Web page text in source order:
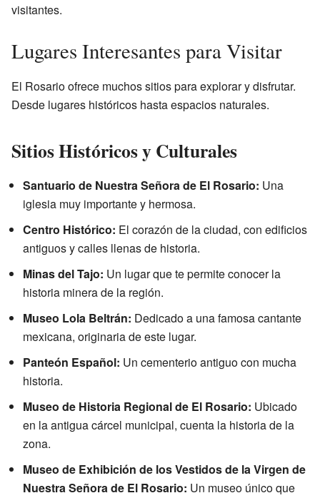
visitantes.
Lugares Interesantes para Visitar
El Rosario ofrece muchos sitios para explorar y disfrutar.
Desde lugares históricos hasta espacios naturales.
Sitios Históricos y Culturales
Santuario de Nuestra Señora de El Rosario: Una
iglesia muy importante y hermosa.
Centro Histórico: El corazón de la ciudad, con edificios
antiguos y calles llenas de historia.
Minas del Tajo: Un lugar que te permite conocer la
historia minera de la región.
Museo Lola Beltrán: Dedicado a una famosa cantante
mexicana, originaria de este lugar.
Panteón Español: Un cementerio antiguo con mucha
historia.
Museo de Historia Regional de El Rosario: Ubicado
en la antigua cárcel municipal, cuenta la historia de la
zona.
Museo de Exhibición de los Vestidos de la Virgen de
Nuestra Señora de El Rosario: Un museo único que